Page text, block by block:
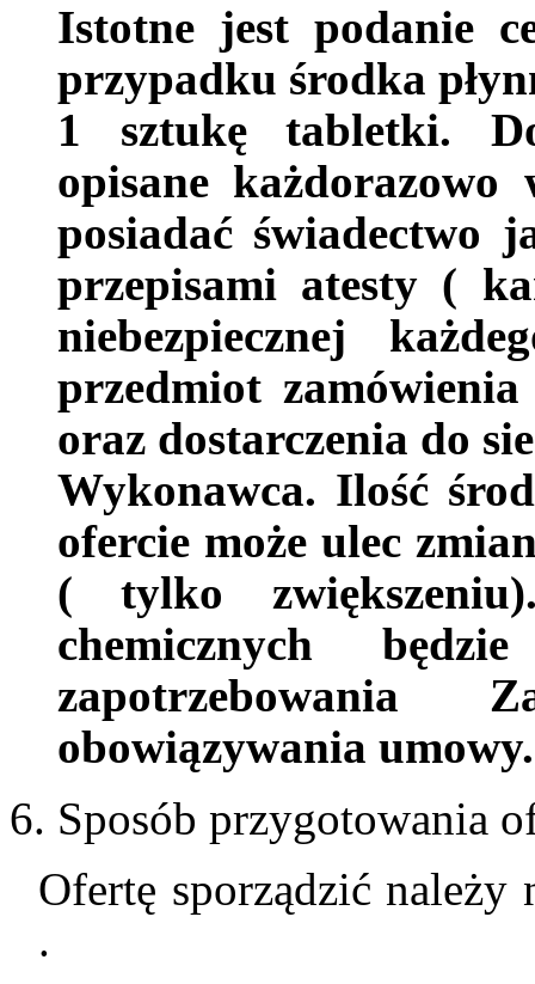
Istotne jest podanie
przypadku środka
1 sztukę tabletki.
opisane
posiadać świadectwo
przepisami atesty (
niebezpiecznej
przedmiot
oraz dostarczenia do
Wykonawca. Ilość
ofercie może ulec
( tylko
chemicznych
zapotrzebowania
obowiązywania umowy.
Sposób przygotowania
Ofertę sporządzić należy
.